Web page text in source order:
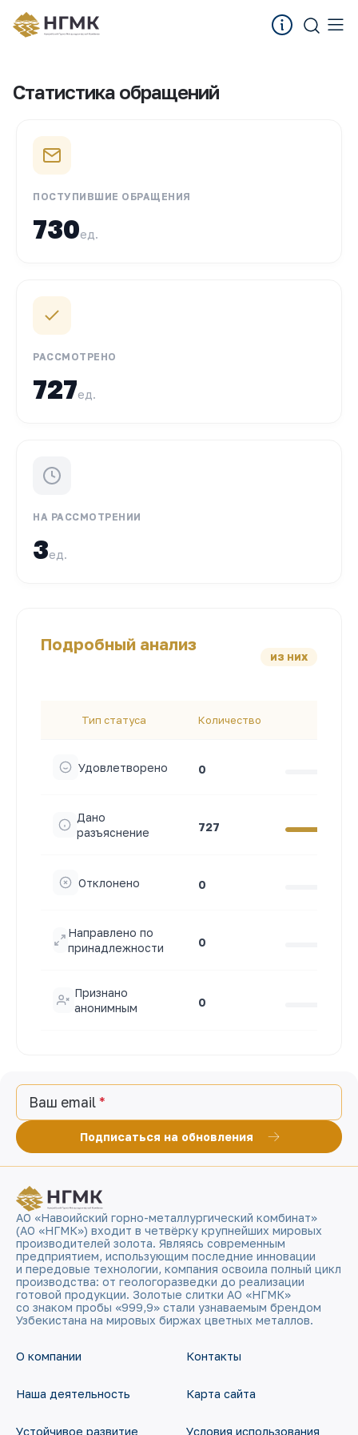
Статистика обращений
ПОСТУПИВШИЕ ОБРАЩЕНИЯ
730ед.
РАССМОТРЕНО
727ед.
НА РАССМОТРЕНИИ
3ед.
Подробный анализ
ИЗ НИХ
Тип статуса Количество
Удовлетворено 0
Дано
разъяснение
727
Отклонено 0
Направлено по
принадлежности
0
Признано
анонимным
0
Ваш email
Подписаться на обновления
АО «Навоийский горно-металлургический комбинат»
(АО «НГМК») входит в четвёрку крупнейших мировых
производителей золота. Являясь современным
предприятием, использующим последние инновации
и передовые технологии, компания освоила полный цикл
производства: от геологоразведки до реализации
готовой продукции. Золотые слитки АО «НГМК»
со знаком пробы «999,9» стали узнаваемым брендом
Узбекистана на мировых биржах цветных металлов.
О компании
Наша деятельность
Устойчивое развитие
Контакты
Карта сайта
Условия использования